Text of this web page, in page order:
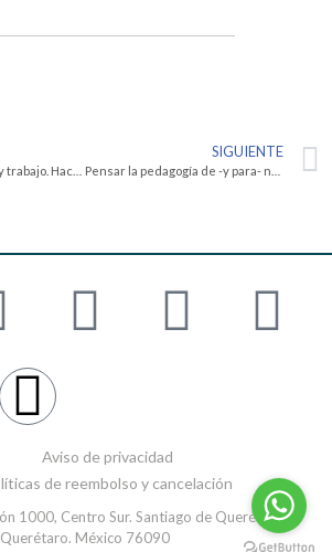
SIGUIENTE
Aviso de privacidad
de reembolso y cancelación
1000, Centro Sur. Santiago de Querétaro,
Querétaro. México 76090